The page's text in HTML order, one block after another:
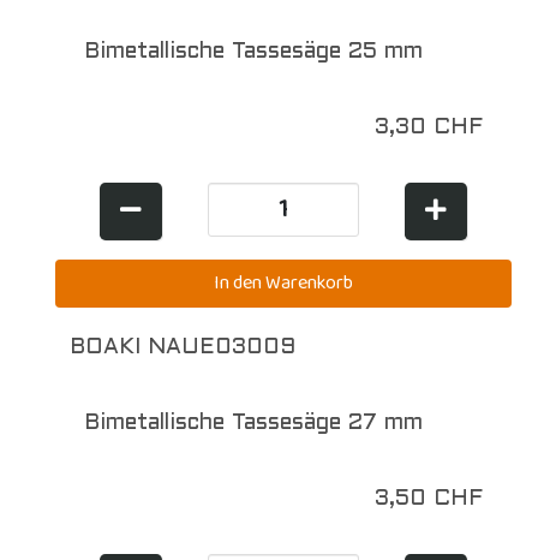
Bimetallische Tassesäge 25 mm
3,30 CHF
BOAKI NAUE03009
Bimetallische Tassesäge 27 mm
3,50 CHF